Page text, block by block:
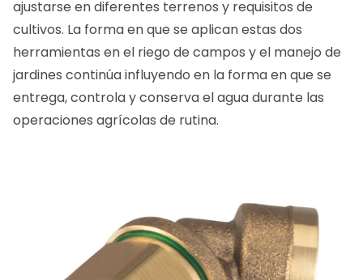
ajustarse en diferentes terrenos y requisitos de
cultivos. La forma en que se aplican estas dos
herramientas en el riego de campos y el manejo de
jardines continúa influyendo en la forma en que se
entrega, controla y conserva el agua durante las
operaciones agrícolas de rutina.